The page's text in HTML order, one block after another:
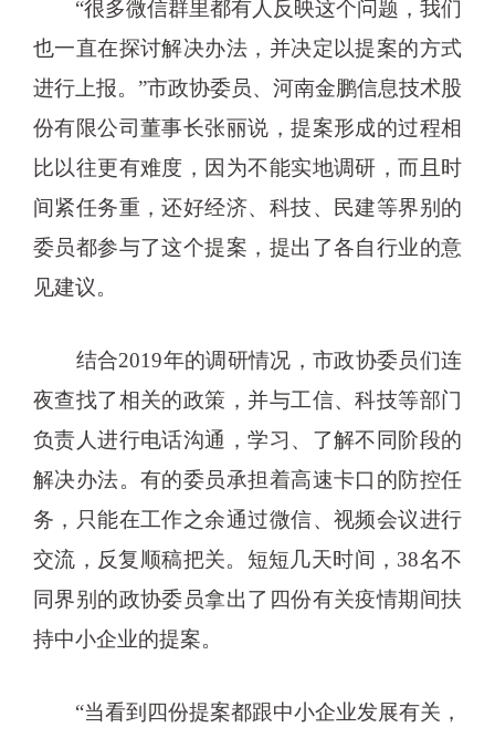
“很多微信群里都有人反映这个问题，我们
也一直在探讨解决办法，并决定以提案的方式
进行上报。”市政协委员、河南金鹏信息技术股
份有限公司董事长张丽说，提案形成的过程相
比以往更有难度，因为不能实地调研，而且时
间紧任务重，还好经济、科技、民建等界别的
委员都参与了这个提案，提出了各自行业的意
见建议。
结合2019年的调研情况，市政协委员们连
夜查找了相关的政策，并与工信、科技等部门
负责人进行电话沟通，学习、了解不同阶段的
解决办法。有的委员承担着高速卡口的防控任
务，只能在工作之余通过微信、视频会议进行
交流，反复顺稿把关。短短几天时间，38名不
同界别的政协委员拿出了四份有关疫情期间扶
持中小企业的提案。
“当看到四份提案都跟中小企业发展有关，